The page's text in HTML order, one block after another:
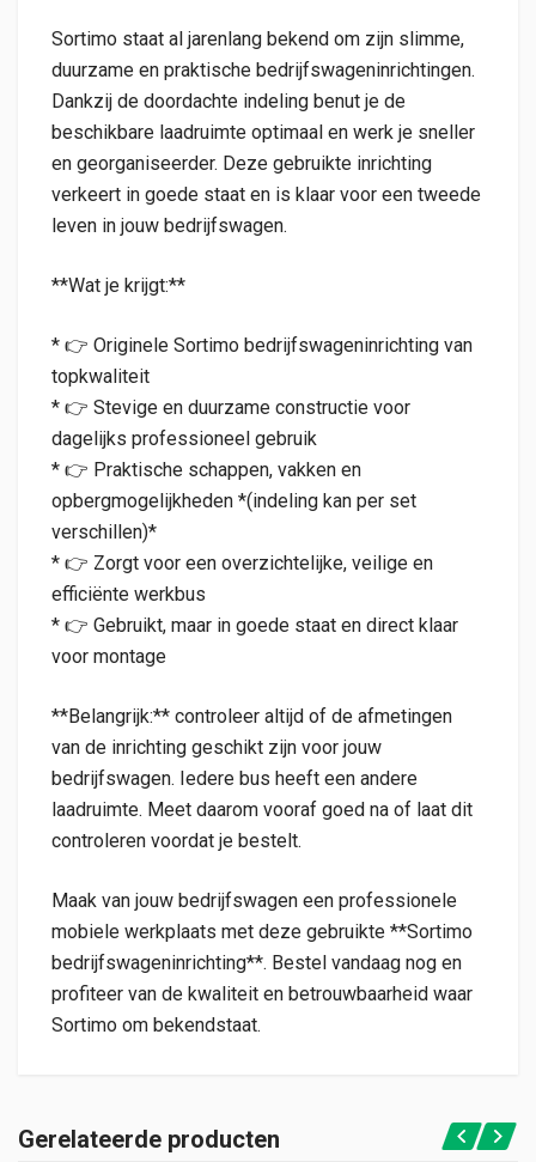
Sortimo staat al jarenlang bekend om zijn slimme,
duurzame en praktische bedrijfswageninrichtingen.
Dankzij de doordachte indeling benut je de
beschikbare laadruimte optimaal en werk je sneller
en georganiseerder. Deze gebruikte inrichting
verkeert in goede staat en is klaar voor een tweede
leven in jouw bedrijfswagen.
**Wat je krijgt:**
* 👉 Originele Sortimo bedrijfswageninrichting van
topkwaliteit
* 👉 Stevige en duurzame constructie voor
dagelijks professioneel gebruik
* 👉 Praktische schappen, vakken en
opbergmogelijkheden *(indeling kan per set
verschillen)*
* 👉 Zorgt voor een overzichtelijke, veilige en
efficiënte werkbus
* 👉 Gebruikt, maar in goede staat en direct klaar
voor montage
**Belangrijk:** controleer altijd of de afmetingen
van de inrichting geschikt zijn voor jouw
bedrijfswagen. Iedere bus heeft een andere
laadruimte. Meet daarom vooraf goed na of laat dit
controleren voordat je bestelt.
Maak van jouw bedrijfswagen een professionele
mobiele werkplaats met deze gebruikte **Sortimo
bedrijfswageninrichting**. Bestel vandaag nog en
profiteer van de kwaliteit en betrouwbaarheid waar
Sortimo om bekendstaat.
Gerelateerde producten